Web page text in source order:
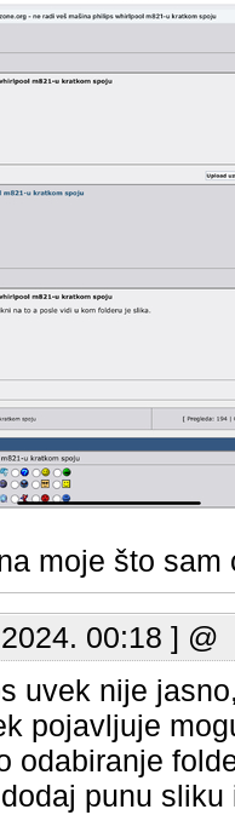
moje što sam
00:18 ] @
uvek nije
pojavljuje
odabiranje
punu sliku